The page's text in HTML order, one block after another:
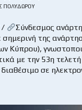
ΠΟΛΥΔΏΡΟΥ
/
Σύνδεσμος
σημερινή της
Κύπρου),
με την 53η
διαθέσιμο σε